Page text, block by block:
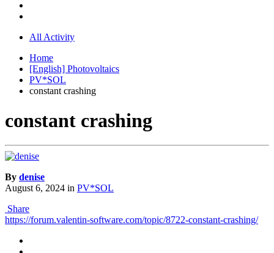
All Activity
Home
[English] Photovoltaics
PV*SOL
constant crashing
constant crashing
By denise
August 6, 2024 in PV*SOL
Share
https://forum.valentin-software.com/topic/8722-constant-crashing/